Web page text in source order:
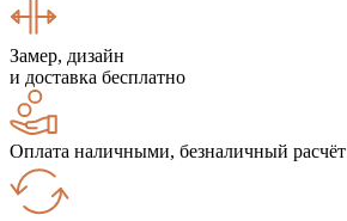
Замер, дизайн
и доставка бесплатно
Оплата наличными, безналичный расчёт